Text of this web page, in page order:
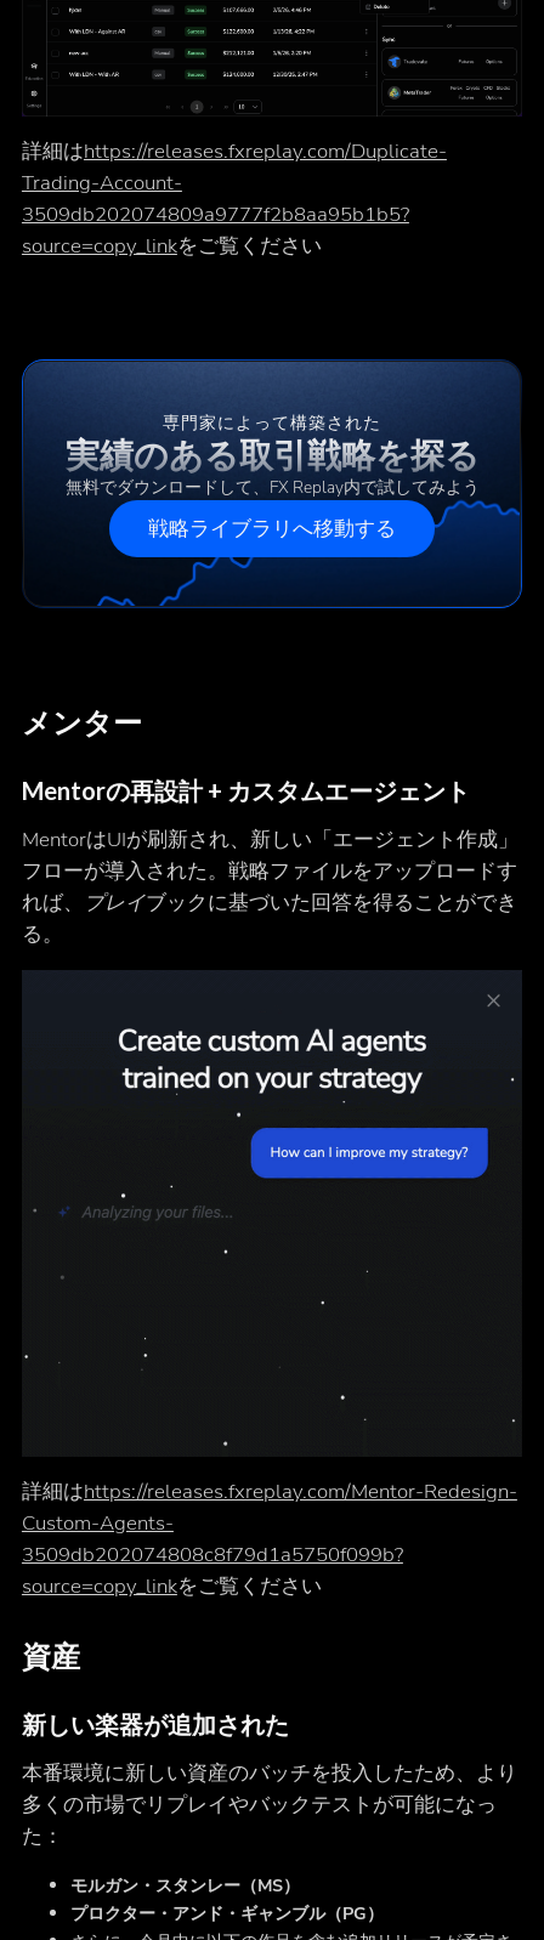
詳細はhttps://releases.fxreplay.com/Duplicate-
Trading-Account-
3509db202074809a9777f2b8aa95b1b5?
source=copy_linkをご覧ください
専門家によって構築された
実績のある取引戦略を探る
無料でダウンロードして、FX Replay内で試してみよう
戦略ライブラリへ移動する
メンター
Mentorの再設計 + カスタムエージェント
MentorはUIが刷新され、新しい「エージェント作成」
フローが導入された。戦略ファイルをアップロードす
れば、
プレイブックに基づいた回答を得ることができ
る。
詳細はhttps://releases.fxreplay.com/Mentor-Redesign-
Custom-Agents-
3509db202074808c8f79d1a5750f099b?
source=copy_linkをご覧ください
資産
新しい楽器が追加された
本番環境に新しい資産のバッチを投入したため、より
多くの市場でリプレイやバックテストが可能になっ
た：
モルガン・スタンレー（MS）
プロクター・アンド・ギャンブル（PG）